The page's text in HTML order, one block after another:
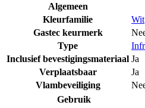
Algemeen
Kleurfamilie
Wit
Gastec keurmerk
Type
Inclusief bevestigingsmateriaal Ja
Verplaatsbaar
Ja
Vlambeveiliging
Gebruik